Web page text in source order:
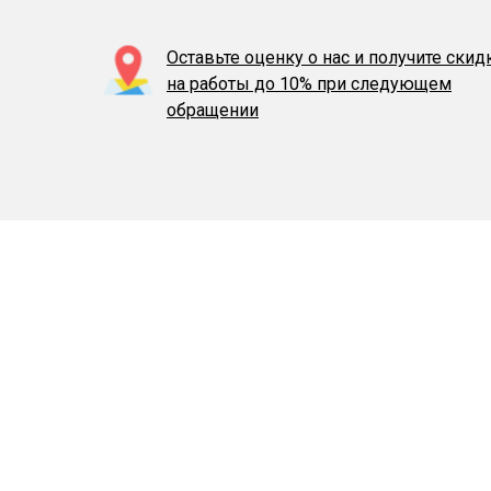
Оставьте оценку о нас и получите
на работы до 10% при следующем
обращении